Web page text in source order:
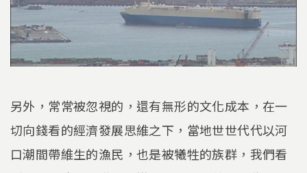
另外，常常被忽視的，還有無形的文化成本，在一
切向錢看的經濟發展思維之下，當地世世代代以河
口潮間帶維生的漁民，也是被犧牲的族群，我們看